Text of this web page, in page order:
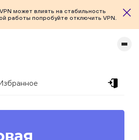
может влиять на стабильность
работы попробуйте отключить VPN.